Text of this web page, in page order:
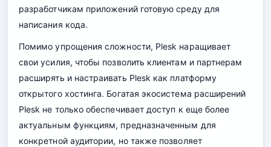
разработчикам приложений готовую среду для
написания кода.
Помимо упрощения сложности, Plesk наращивает
свои усилия, чтобы позволить клиентам и партнерам
расширять и настраивать Plesk как платформу
открытого хостинга. Богатая экосистема расширений
Plesk не только обеспечивает доступ к еще более
актуальным функциям, предназначенным для
конкретной аудитории, но также позволяет